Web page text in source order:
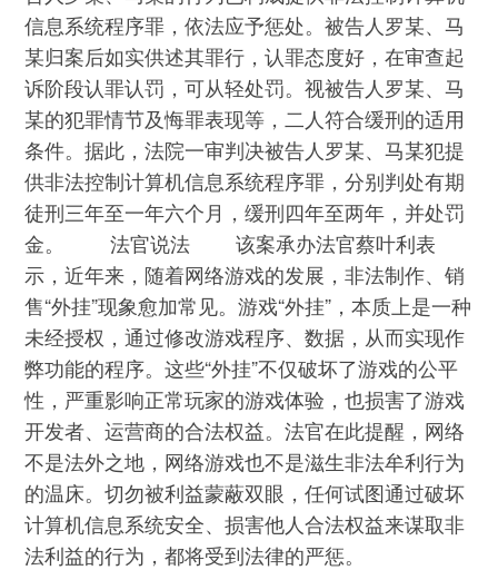
信息系统程序罪，依法应予惩处。被告人罗某、马
某归案后如实供述其罪行，认罪态度好，在审查起
诉阶段认罪认罚，可从轻处罚。视被告人罗某、马
某的犯罪情节及悔罪表现等，二人符合缓刑的适用
条件。据此，法院一审判决被告人罗某、马某犯提
供非法控制计算机信息系统程序罪，分别判处有期
徒刑三年至一年六个月，缓刑四年至两年，并处罚
金。 法官说法 该案承办法官蔡叶利表
示，近年来，随着网络游戏的发展，非法制作、销
售“外挂”现象愈加常见。游戏“外挂”，本质上是一种
未经授权，通过修改游戏程序、数据，从而实现作
弊功能的程序。这些“外挂”不仅破坏了游戏的公平
性，严重影响正常玩家的游戏体验，也损害了游戏
开发者、运营商的合法权益。法官在此提醒，网络
不是法外之地，网络游戏也不是滋生非法牟利行为
的温床。切勿被利益蒙蔽双眼，任何试图通过破坏
计算机信息系统安全、损害他人合法权益来谋取非
法利益的行为，都将受到法律的严惩。